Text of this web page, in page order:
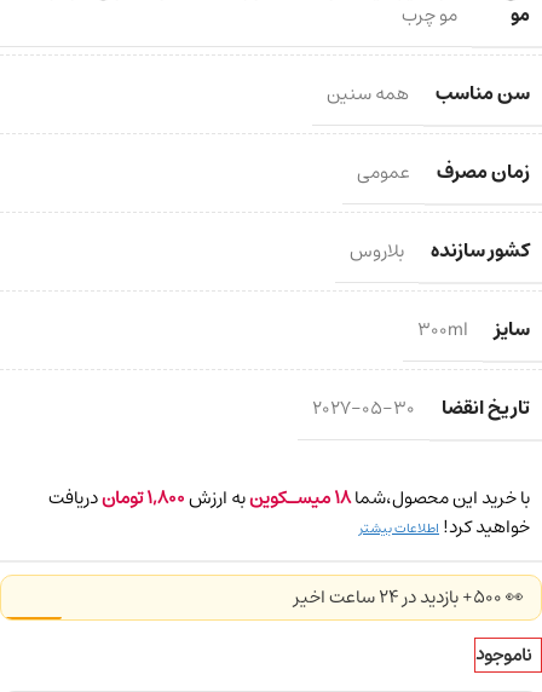
مو مو چرب
سن مناسب همه سنین
زمان مصرف عمومی
کشور سازنده بلاروس
سایز 300ml
تاریخ انقضا 2027-05-30
با خرید این محصول،شما18میسـکوینبه ارزش1,800توماندریافت
خواهید کرد! اطلاعات بیشتر
👀 500+ بازدید در ۲۴ ساعت اخیر
ناموجود